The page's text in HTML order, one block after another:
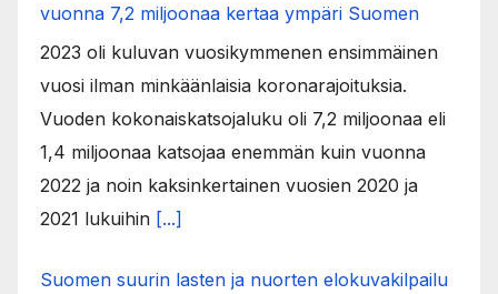
vuonna 7,2 miljoonaa kertaa ympäri Suomen
2023 oli kuluvan vuosikymmenen ensimmäinen
vuosi ilman minkäänlaisia koronarajoituksia.
Vuoden kokonaiskatsojaluku oli 7,2 miljoonaa eli
1,4 miljoonaa katsojaa enemmän kuin vuonna
2022 ja noin kaksinkertainen vuosien 2020 ja
2021 lukuihin [...]
Suomen suurin lasten ja nuorten elokuvakilpailu